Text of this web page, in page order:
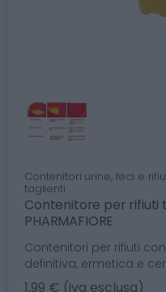
Contenitori urine, feci e
taglienti
Contenitore per rifiuti
PHARMAFIORE
Contenitori per rifiuti
definitiva, ermetica e
1,99 € (iva esclusa)